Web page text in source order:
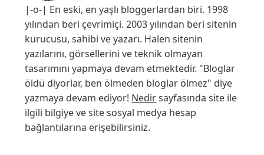
|-o-| En eski, en yaşlı bloggerlardan biri. 1998
yılından beri çevrimiçi. 2003 yılından beri sitenin
kurucusu, sahibi ve yazarı. Halen sitenin
yazılarını, görsellerini ve teknik olmayan
tasarımını yapmaya devam etmektedir. "Bloglar
öldü diyorlar, ben ölmeden bloglar ölmez" diye
yazmaya devam ediyor! Nedirsayfasında site ile
ilgili bilgiye ve site sosyal medya hesap
bağlantılarına erişebilirsiniz.